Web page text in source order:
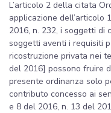
L’articolo 2 della citata
applicazione dell’articolo
2016, n. 232, i soggetti di
soggetti aventi i requisiti
ricostruzione privata nei
del 2016] possono fruire
presente ordinanza solo
contributo concesso ai
e 8 del 2016, n. 13 del